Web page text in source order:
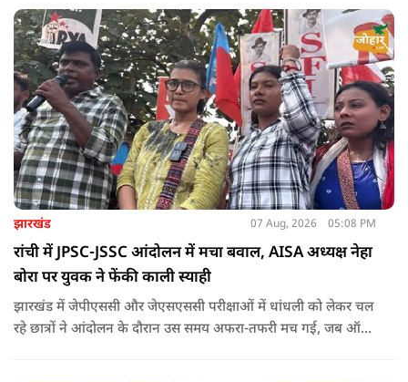
झारखंड 07 Aug, 2026 05:08 PM
रांची में JPSC-JSSC आंदोलन में मचा बवाल, AISA अध्यक्ष नेहा
बोरा पर युवक ने फेंकी काली स्याही
झारखंड में जेपीएससी और जेएसएससी परीक्षाओं में धांधली को लेकर चल
रहे छात्रों ने आंदोलन के दौरान उस समय अफरा-तफरी मच गई, जब ऑल